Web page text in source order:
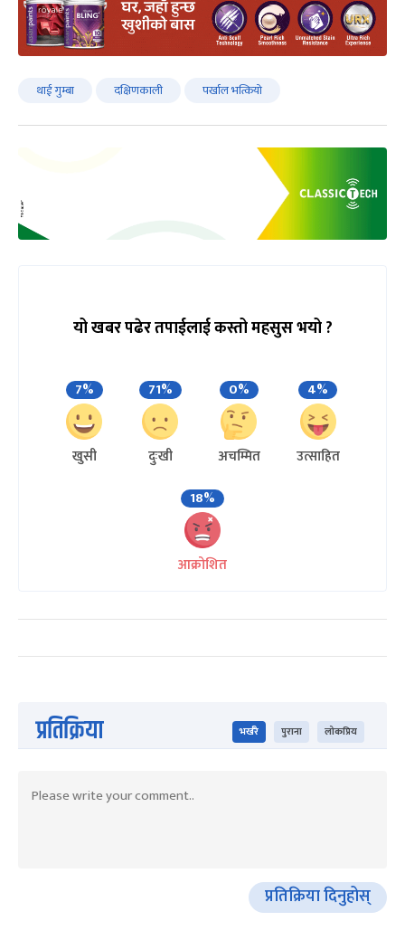
थाई गुम्बा दक्षिणकाली पर्खाल भत्कियो
यो खबर पढेर तपाईलाई कस्तो महसुस भयो ?
7%
खुसी
71%
दुःखी
0%
अचम्मित
4%
उत्साहित
18%
आक्रोशित
प्रतिक्रिया भर्खरै पुराना लोकप्रिय
प्रतिक्रिया दिनुहोस्